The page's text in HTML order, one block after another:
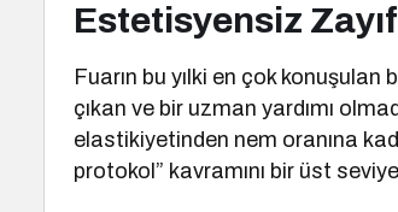
Estetisyensiz
Fuarın bu yılki en çok konuşulan
çıkan ve bir uzman yardımı
elastikiyetinden nem oranına
protokol” kavramını bir üst